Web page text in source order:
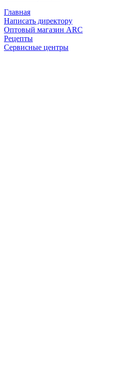
Главная
Написать директору
Оптовый магазин ARC
Рецепты
Сервисные центры